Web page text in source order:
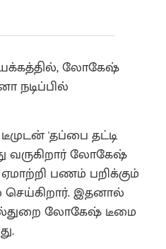
லோகேஷ்
நடிப்பில்
'தப்பை தட்டி
வருகிறார் லோகேஷ்
பணம் பறிக்கும்
இதனால்
லோகேஷ் டீமை